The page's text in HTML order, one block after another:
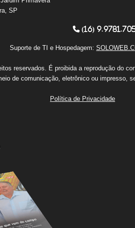
SP
(16)
Suporte de TI e Hospedagem:
reservados. É proibida a reprodução do
de comunicação, eletrônico ou impresso,
Política de Privacidade